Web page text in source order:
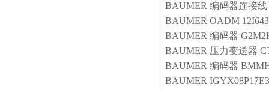
BAUMER 编码器连接线
BAUMER OADM
BAUMER 编码器
BAUMER 压力变送器
BAUMER 编码器
BAUMER